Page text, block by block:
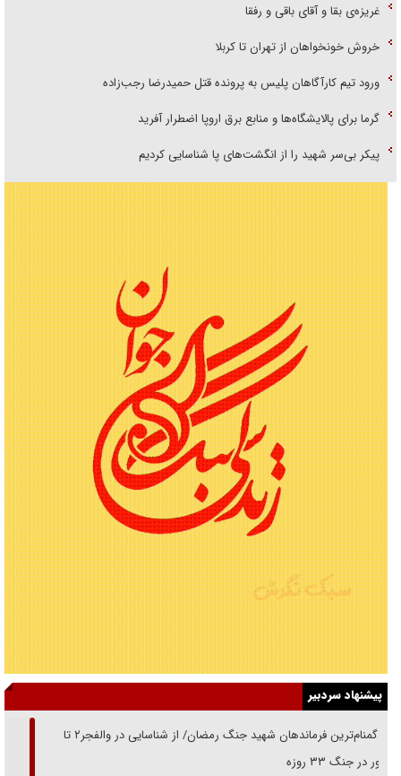
غریزه‌ی بقا و آقای باقی و رفقا
خروش خونخواهان از تهران تا کربلا
ورود تیم کارآگاهان پلیس به پرونده قتل حمیدرضا رجب‌زاده
گرما برای پالایشگاه‌ها و منابع برق اروپا اضطرار آفرید
پیکر بی‌سر شهید را از انگشت‌های پا شناسایی کردیم
پیشنهاد سردبیر
از گمنام‌ترین فرماندهان شهید جنگ رمضان/ از شناسایی در والفجر۲ تا
حضور در جنگ ۳۳ روزه